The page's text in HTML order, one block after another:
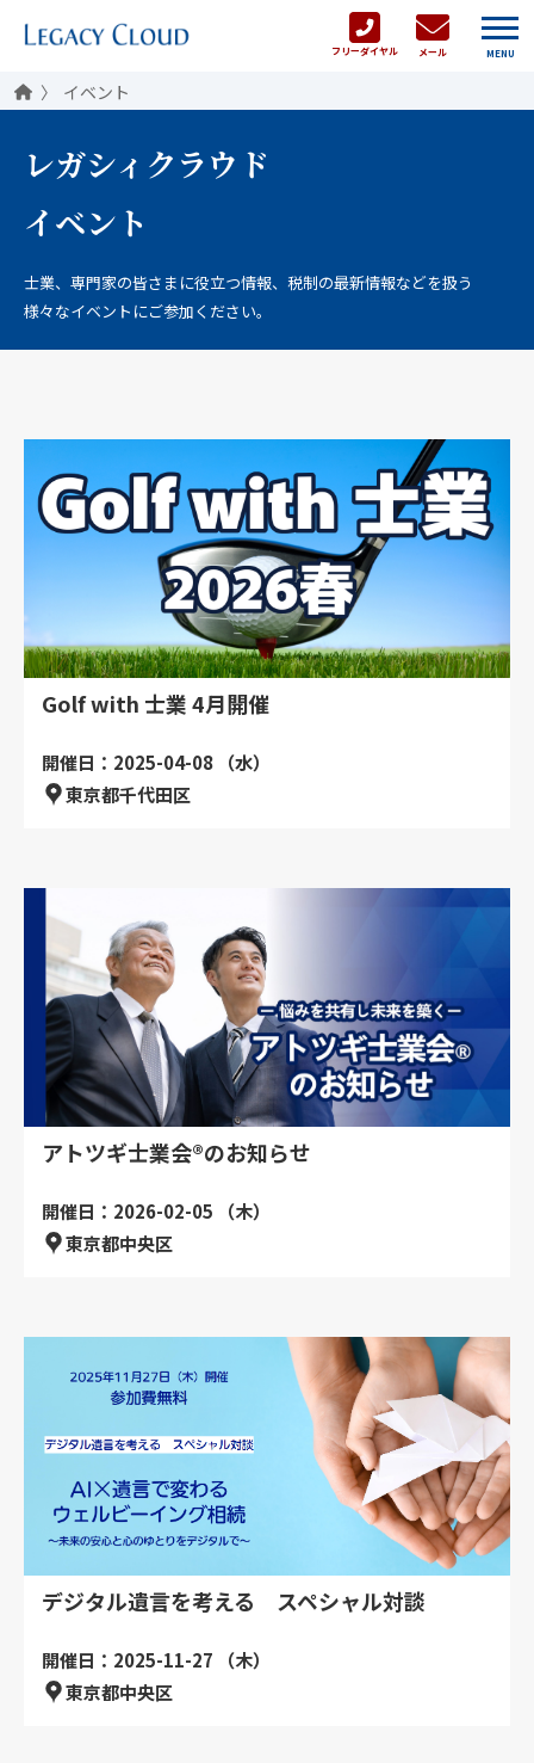
フリーダイヤル メール MENU
イベント
レガシィクラウド
イベント
士業、専門家の皆さまに役立つ情報、税制の最新情報などを扱う
様々なイベントにご参加ください。
Golf with 士業 4月開催
開催日：2025-04-08 （水）
東京都千代田区
アトツギ士業会®のお知らせ
開催日：2026-02-05 （木）
東京都中央区
デジタル遺言を考える スペシャル対談
開催日：2025-11-27 （木）
東京都中央区